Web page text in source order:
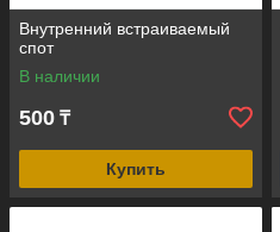
Внутренний встраиваемый
спот
В наличии
500 ₸
Купить